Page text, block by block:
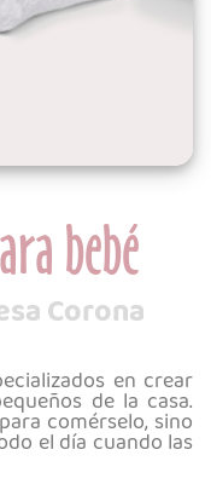
bebé
Corona
en crear
de la casa.
comérselo, sino
el día cuando las